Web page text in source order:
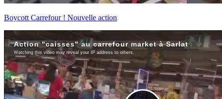
Boycott Carrefour ! Nouvelle action